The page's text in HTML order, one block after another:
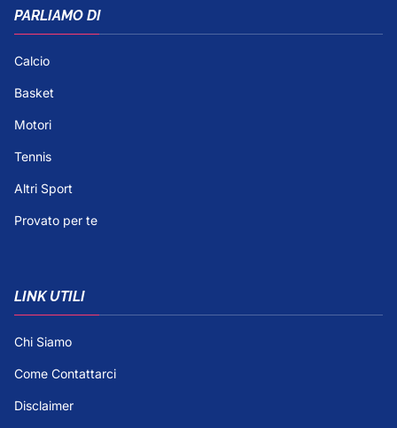
PARLIAMO DI
Calcio
Basket
Motori
Tennis
Altri Sport
Provato per te
LINK UTILI
Chi Siamo
Come Contattarci
Disclaimer